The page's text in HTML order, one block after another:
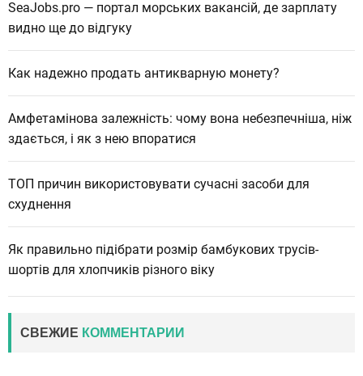
SeaJobs.pro — портал морських вакансій, де зарплату
видно ще до відгуку
Как надежно продать антикварную монету?
Амфетамінова залежність: чому вона небезпечніша, ніж
здається, і як з нею впоратися
ТОП причин використовувати сучасні засоби для
схуднення
Як правильно підібрати розмір бамбукових трусів-
шортів для хлопчиків різного віку
СВЕЖИЕ КОММЕНТАРИИ